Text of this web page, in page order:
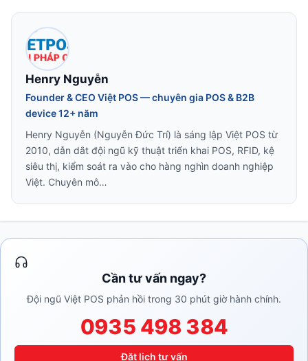
Henry Nguyễn
Founder & CEO Việt POS — chuyên gia POS & B2B
device 12+ năm
Henry Nguyễn (Nguyễn Đức Trí) là sáng lập Việt POS từ
2010, dẫn dắt đội ngũ kỹ thuật triển khai POS, RFID, kệ
siêu thị, kiểm soát ra vào cho hàng nghìn doanh nghiệp
Việt. Chuyên mô…
Cần tư vấn ngay?
Đội ngũ Việt POS phản hồi trong 30 phút giờ hành chính.
0935 498 384
Đặt lịch tư vấn